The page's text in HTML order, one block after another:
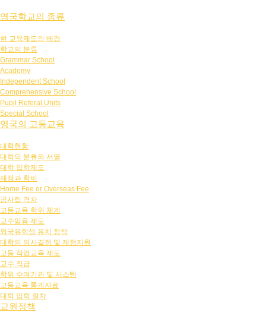
영국학교의 종류
현 교육제도의 배경
학교의 분류
Grammar School
Academy
Independent School
Comprehensive School
Pupil Referal Units
Special School
영국의 고등교육
대학현황
대학의 분류와 서열
대학 입학제도
재정과 학비
Home Fee or Overseas Fee
공사립 격차
고등교육 학위 체계
교수임용 제도
외국유학생 유치 정책
대학의 의사결정 및 재정지원
고등 작업교육 제도
교수 직급
학위 수여기관 및 시스템
고등교육 통계자료
대학 입학 절차
교원정책